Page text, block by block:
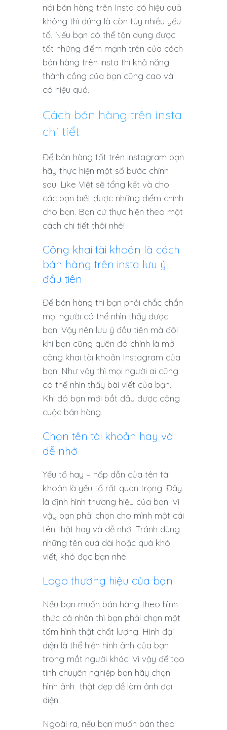
nói bán hàng trên Insta có hiệu quả
không thì đúng là còn tùy nhiều yếu
tố. Nếu bạn có thể tận dụng được
tốt những điểm mạnh trên của cách
bán hàng trên insta thì khả năng
thành cồng của bạn cũng cao và
có hiệu quả.
Cách bán hàng trên insta
chi tiết
Để bán hàng tốt trên instagram bạn
hãy thực hiện một số bước chính
sau. Like Việt sẽ tổng kết và cho
các bạn biết được những điểm chính
cho bạn. Bạn cứ thực hiện theo một
cách chi tiết thôi nhé!
Công khai tài khoản là cách
bán hàng trên insta lưu ý
đầu tiên
Để bán hàng thì bạn phải chắc chắn
mọi người có thể nhìn thấy được
bạn. Vậy nên lưu ý đầu tiên mà đôi
khi bạn cũng quên đó chính là mở
công khai tài khoản Instagram của
bạn. Như vậy thì mọi người ai cũng
có thể nhìn thấy bài viết của bạn.
Khi đó bạn mới bắt đầu được công
cuộc bán hàng.
Chọn tên tài khoản hay và
dễ nhớ
Yếu tố hay – hấp dẫn của tên tài
khoản là yếu tố rất quan trọng. Đây
là định hình thương hiệu của bạn. Vì
vậy bạn phải chọn cho mình một cái
tên thật hay và dễ nhớ. Tránh dùng
những tên quá dài hoặc quá khó
viết, khó đọc bạn nhé.
Logo thương hiệu của bạn
Nếu bạn muốn bán hàng theo hình
thức cá nhân thì bạn phải chọn một
tấm hình thật chất lượng. Hình đại
diện là thể hiện hình ảnh của bạn
trong mắt người khác. Vì vậy để tạo
tính chuyên nghiệp bạn hãy chọn
hình ảnh thật đẹp để làm ảnh đại
diện.
Ngoài ra, nếu bạn muốn bán theo